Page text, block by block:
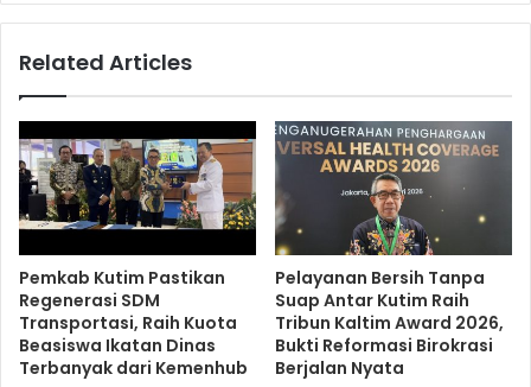
Related Articles
Pemkab Kutim Pastikan
Regenerasi SDM
Transportasi, Raih Kuota
Beasiswa Ikatan Dinas
Terbanyak dari Kemenhub
Pelayanan Bersih Tanpa
Suap Antar Kutim Raih
Tribun Kaltim Award 2026,
Bukti Reformasi Birokrasi
Berjalan Nyata